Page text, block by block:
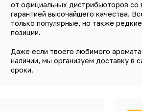
от официальных дистрибьюторов со
гарантией высочайшего качества.
только популярные, но также
позиции.
Даже если твоего любимого аромата
наличии, мы организуем доставку в
сроки.